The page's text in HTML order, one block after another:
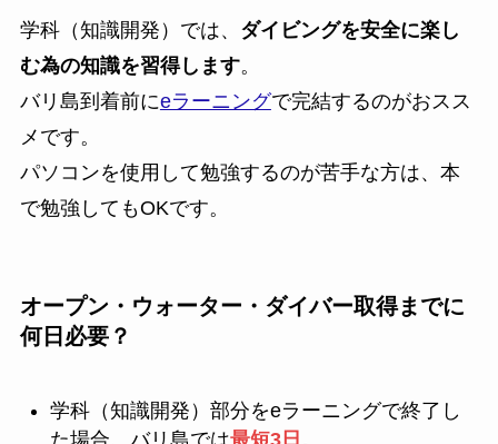
学科（知識開発）では、 ダイビングを安全に楽し
む為の知識を習得します。
バリ島到着前にeラーニングで完結するのがおスス
メです。
パソコンを使用して勉強するのが苦手な方は、本
で勉強してもOKです。
オープン・ウォーター・ダイバー取得までに
何日必要？
学科（知識開発）部分をeラーニングで終了し
た場合、バリ島では最短3日 。